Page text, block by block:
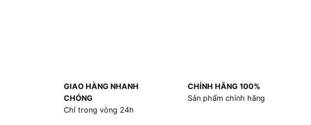
GIAO HÀNG NHANH
CHÓNG
Chỉ trong vòng 24h
CHÍNH HÃNG 100%
Sản phẩm chính hãng